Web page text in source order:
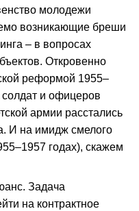
молодежи
возникающие бреши
– в вопросах
Откровенно
реформой 1955–
солдат и офицеров
армии расстались
И на имидж смелого
годах), скажем
Задача
на контрактное